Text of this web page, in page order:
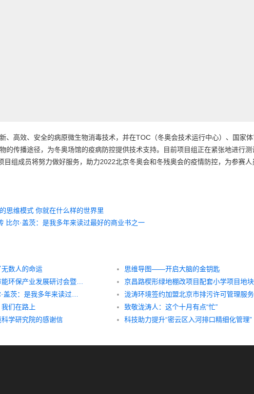
、高效、安全的病原微生物消毒技术，并在TOC（冬奥会技术运行中心）、国家
的传播途径，为冬奥场馆的疫病防控提供技术支持。目前项目组正在紧张地进行
目组成员将努力做好服务，助力2022北京冬奥会和冬残奥会的疫情防控，为参赛
思维模式 你就在什么样的世界里
比尔·盖茨：是我多年来读过最好的商业书之一
数人的命运
思维导图——开启大脑的金钥匙
泷涛环境签约加盟北京市排污许可管理服
们在路上
致敬泷涛人：这个十月有点“忙”
学研究院的感谢信
科技助力提升“密云区入河排口精细化管理”